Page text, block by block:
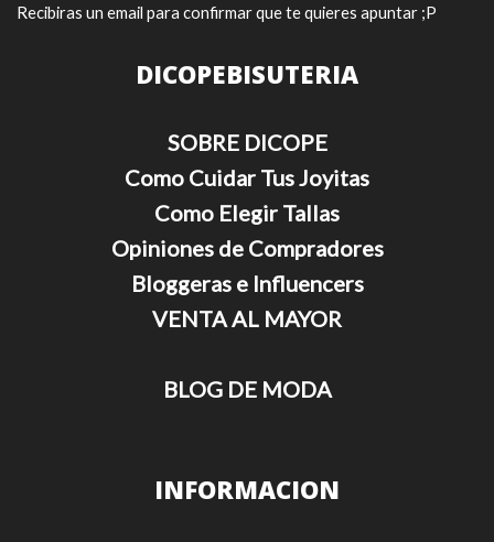
Recibiras un email para confirmar que te quieres apuntar ;P
DICOPEBISUTERIA
SOBRE DICOPE
Como Cuidar Tus Joyitas
Como Elegir Tallas
Opiniones de Compradores
Bloggeras e Influencers
VENTA AL MAYOR
BLOG DE MODA
INFORMACION